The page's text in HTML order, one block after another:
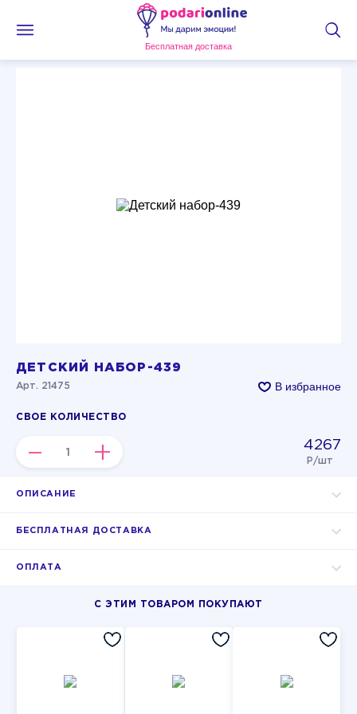
Бесплатная доставка
ДЕТСКИЙ НАБОР-439
Арт. 21475 В избранное
СВОЕ КОЛИЧЕСТВО
– + 4267
Р/шт
ОПИСАНИЕ
БЕСПЛАТНАЯ ДОСТАВКА
ОПЛАТА
С ЭТИМ ТОВАРОМ ПОКУПАЮТ